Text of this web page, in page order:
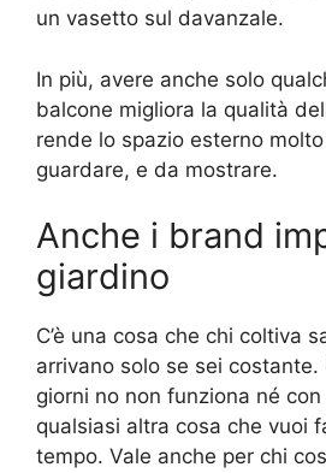
un vasetto sul davanzale.
In più, avere anche solo
balcone migliora la qualità
rende lo spazio esterno
guardare, e da mostrare.
Anche i brand
giardino
C’è una cosa che chi coltiva
arrivano solo se sei
giorni no non funziona né
qualsiasi altra cosa che vuoi
tempo. Vale anche per chi